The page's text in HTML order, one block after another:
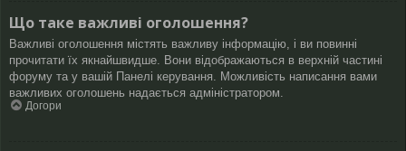
Що таке важливі оголошення?
Важливі оголошення містять важливу інформацію, і ви повинні
прочитати їх якнайшвидше. Вони відображаються в верхній частині
форуму та у вашій Панелі керування. Можливість написання вами
важливих оголошень надається адміністратором.
Догори